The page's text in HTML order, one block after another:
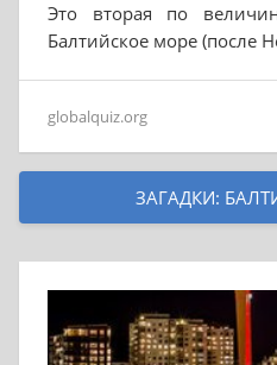
Это вторая по
Балтийское море (после
globalquiz.org
ЗАГАДКИ: